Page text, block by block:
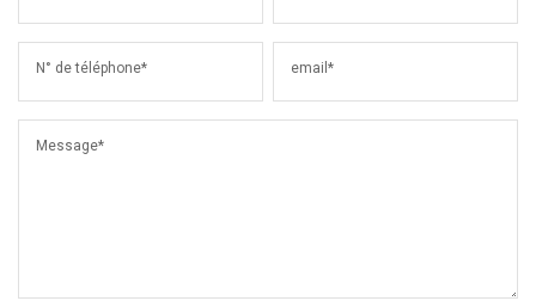
N° de téléphone* email*
Message*